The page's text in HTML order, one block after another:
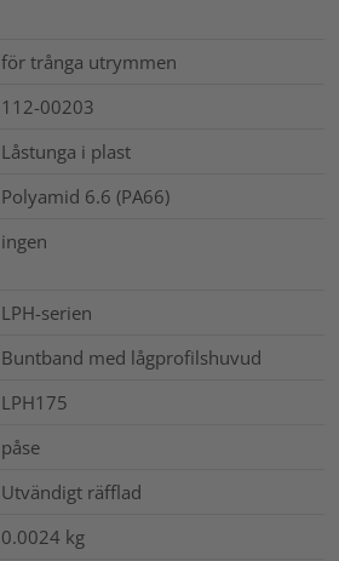
för trånga utrymmen
112-00203
Låstunga i plast
Polyamid 6.6 (PA66)
ingen
LPH-serien
Buntband med lågprofilshuvud
LPH175
påse
Utvändigt räfflad
0.0024 kg